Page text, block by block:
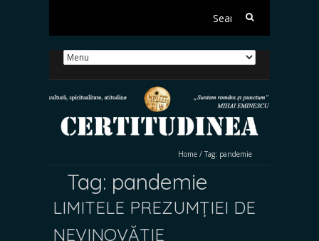
Search
Home / Tag: pandemie
Tag: pandemie
LIMITELE PREZUMȚIEI DE
NEVINOVĂȚIE